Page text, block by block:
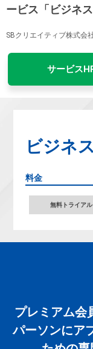
ービス「ビジネ
SBクリエイティブ株式会
サービス
ビジネ
料金
無料トライア
プレミアム会
パーソンにア